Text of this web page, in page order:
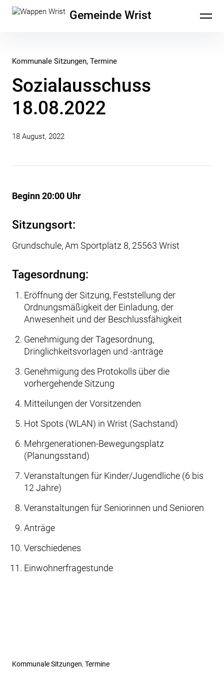
Inhalte
überspringen
Gemeinde Wrist
Kommunale Sitzungen Termine
Sozialausschuss
18.08.2022
18 August, 2022
Beginn 20:00 Uhr
Sitzungsort:
Grundschule, Am Sportplatz 8, 25563 Wrist
Tagesordnung:
Eröffnung der Sitzung, Feststellung der
Ordnungsmäßigkeit der Einladung, der
Anwesenheit und der Beschlussfähigkeit
Genehmigung der Tagesordnung,
Dringlichkeitsvorlagen und -anträge
Genehmigung des Protokolls über die
vorhergehende Sitzung
Mitteilungen der Vorsitzenden
Hot Spots (WLAN) in Wrist (Sachstand)
Mehrgenerationen-Bewegungsplatz
(Planungsstand)
Veranstaltungen für Kinder/Jugendliche (6 bis
12 Jahre)
Veranstaltungen für Seniorinnen und Senioren
Anträge
Verschiedenes
Einwohnerfragestunde
Vorheriger
Kommunale Sitzungen Termine